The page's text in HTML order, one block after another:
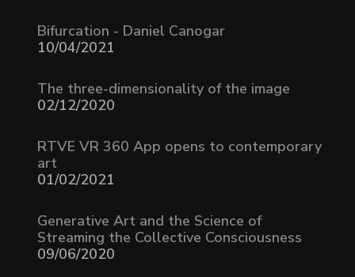
Bifurcation - Daniel Canogar
10/04/2021
The three-dimensionality of the image
02/12/2020
RTVE VR 360 App opens to contemporary
art
01/02/2021
Generative Art and the Science of
Streaming the Collective Consciousness
09/06/2020